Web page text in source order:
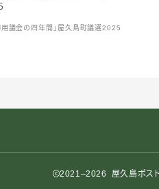
用議会の四年間」屋久島町議選2025
2021–2026 屋久島ポス